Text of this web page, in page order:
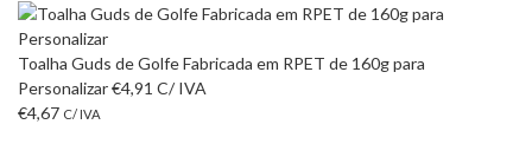
Toalha Guds de Golfe Fabricada em RPET de 160g para
Personalizar€4,91 C/ IVA
€4,67 C/ IVA